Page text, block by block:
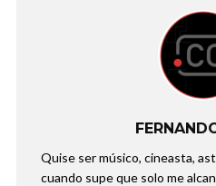
Quise ser músico, cineasta,
cuando supe que solo me